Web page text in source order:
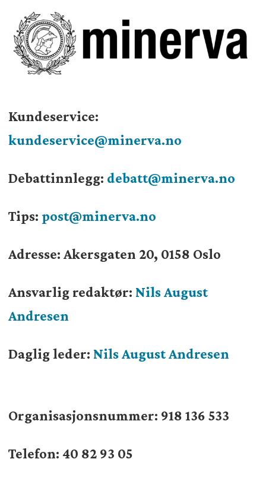
Kundeservice:
kundeservice@minerva.no
Debattinnlegg: debatt@minerva.no
Tips: post@minerva.no
Adresse: Akersgaten 20, 0158 Oslo
Ansvarlig redaktør: Nils August
Andresen
Daglig leder: Nils August Andresen
Organisasjonsnummer: 918 136 533
Telefon: 40 82 93 05